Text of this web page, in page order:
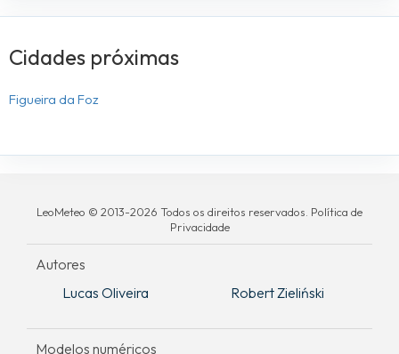
Cidades próximas
Figueira da Foz
LeoMeteo © 2013-2026 Todos os direitos reservados. Política de
Privacidade
Autores
Lucas Oliveira
Robert Zieliński
Modelos numéricos